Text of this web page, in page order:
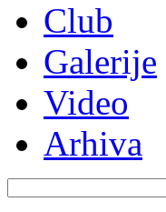
Club
Galerije
Video
Arhiva